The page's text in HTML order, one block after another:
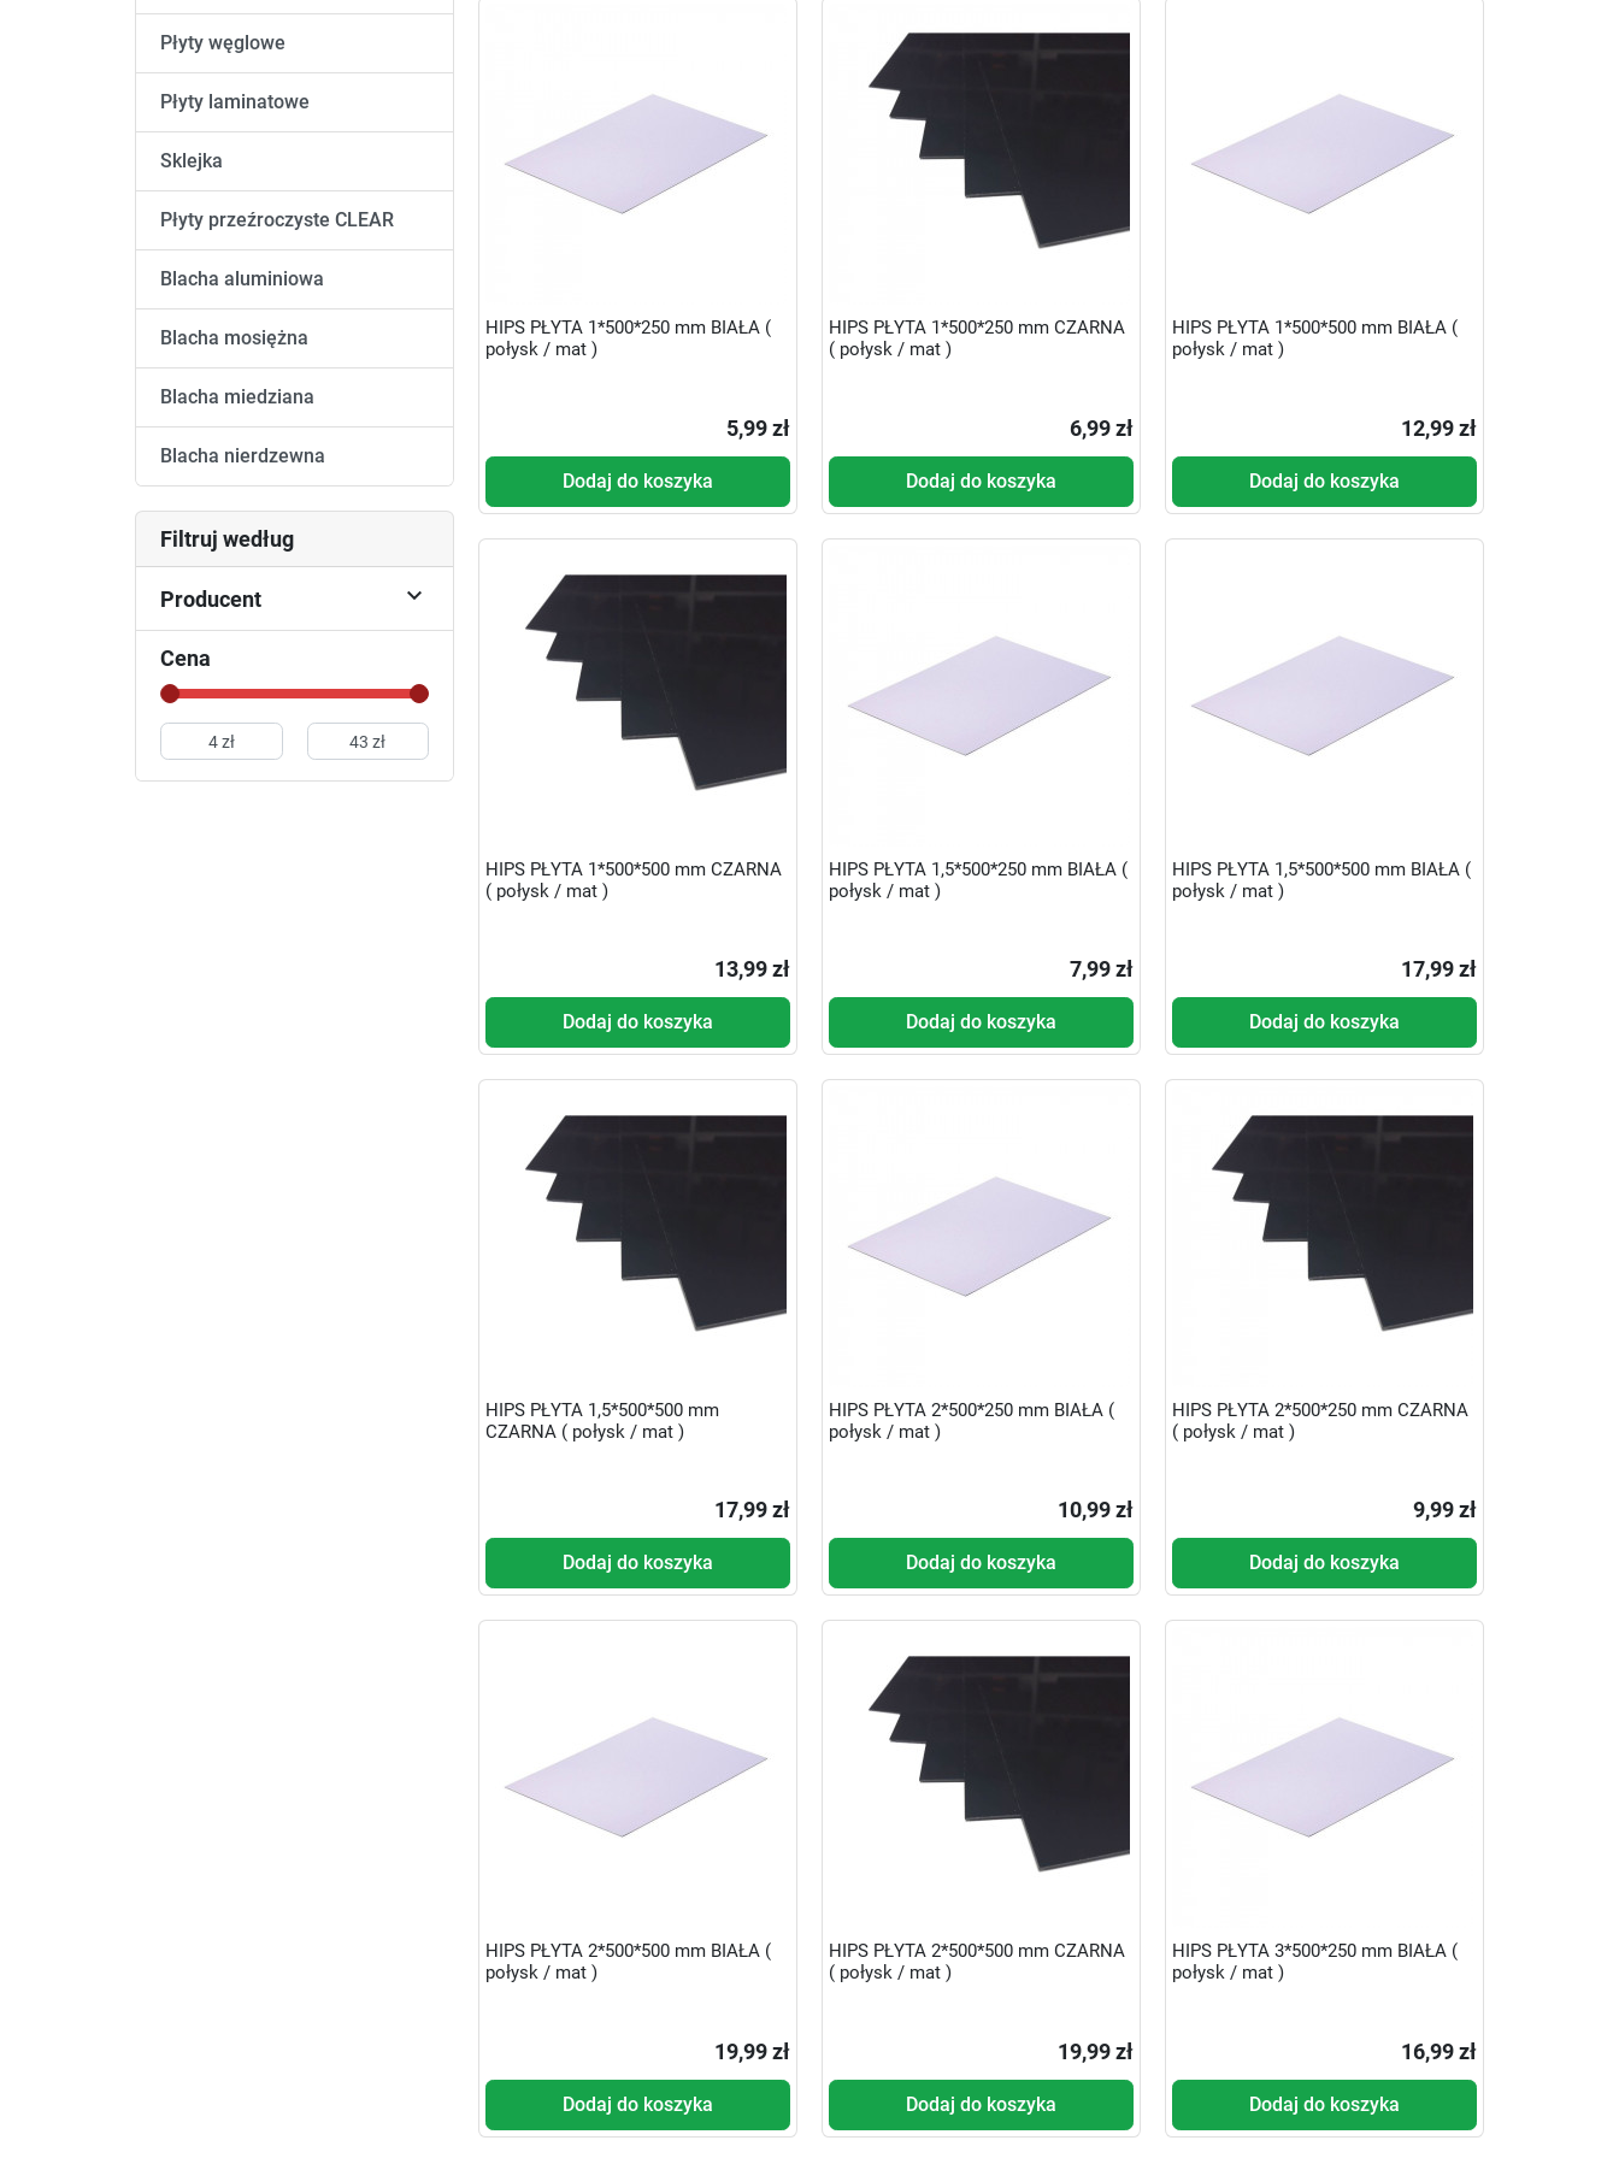
Płyty węglowe
Płyty laminatowe
Sklejka
Płyty przeźroczyste CLEAR
Blacha aluminiowa
Blacha mosiężna
Blacha miedziana
Blacha nierdzewna
Filtruj według
Producent 
Cena
HIPS PŁYTA 1*500*250 mm BIAŁA (
połysk / mat )
5,99 zł
Dodaj do koszyka
HIPS PŁYTA 1*500*250 mm CZARNA
( połysk / mat )
6,99 zł
Dodaj do koszyka
HIPS PŁYTA 1*500*500 mm BIAŁA (
połysk / mat )
12,99 zł
Dodaj do koszyka
HIPS PŁYTA 1*500*500 mm CZARNA
( połysk / mat )
13,99 zł
Dodaj do koszyka
HIPS PŁYTA 1,5*500*250 mm BIAŁA (
połysk / mat )
7,99 zł
Dodaj do koszyka
HIPS PŁYTA 1,5*500*500 mm BIAŁA (
połysk / mat )
17,99 zł
Dodaj do koszyka
HIPS PŁYTA 1,5*500*500 mm
CZARNA ( połysk / mat )
17,99 zł
Dodaj do koszyka
HIPS PŁYTA 2*500*250 mm BIAŁA (
połysk / mat )
10,99 zł
Dodaj do koszyka
HIPS PŁYTA 2*500*250 mm CZARNA
( połysk / mat )
9,99 zł
Dodaj do koszyka
HIPS PŁYTA 2*500*500 mm BIAŁA (
połysk / mat )
19,99 zł
Dodaj do koszyka
HIPS PŁYTA 2*500*500 mm CZARNA
( połysk / mat )
19,99 zł
Dodaj do koszyka
HIPS PŁYTA 3*500*250 mm BIAŁA (
połysk / mat )
16,99 zł
Dodaj do koszyka